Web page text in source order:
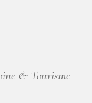
& Tourisme